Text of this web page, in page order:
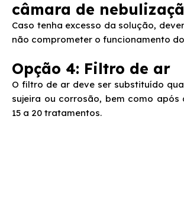
câmara de
Caso tenha excesso da solução,
não comprometer o funcionamento
Opção 4: Filtro de ar
O filtro de ar deve ser substituído
sujeira ou corrosão, bem como após
15 a 20 tratamentos.